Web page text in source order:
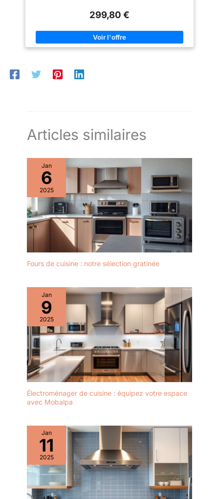
des résultats parfaits en peu de
299,80 €
Articles similaires
Jan
6
2025
Fours de cuisine : notre sélection gratinée
Jan
9
2025
Électroménager de cuisine : équipez votre espace
avec Mobalpa
Jan
11
2025